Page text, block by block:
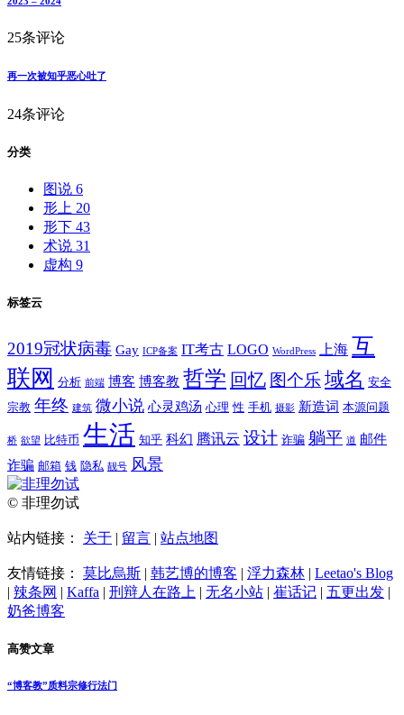
25条评论
再一次被知乎恶心吐了
24条评论
分类
图说 6
形上 20
形下 43
术说 31
虚构 9
标签云
2019冠状病毒 Gay ICP备案 IT考古 LOGO WordPress 上海 互
联网 分析 前端 博客 博客教 哲学 回忆 图个乐域名 安全
宗教 年终 建筑 微小说 心灵鸡汤 心理 性 手机 摄影 新造词 本源问题
桥 欲望 比特币 生活 知乎 科幻 腾讯云 设计 诈骗 躺平 道 邮件
诈骗 邮箱 钱 隐私 靓号 风景
© 非理勿试
站内链接： 关于 | 留言 | 站点地图
友情链接： 莫比烏斯 | 韩艺博的博客 | 浮力森林 | Leetao's Blog
| 辣条网 | Kaffa | 刑辩人在路上 | 无名小站 | 崔话记 | 五更出发 |
奶爸博客
高赞文章
“博客教”质料宗修行法门